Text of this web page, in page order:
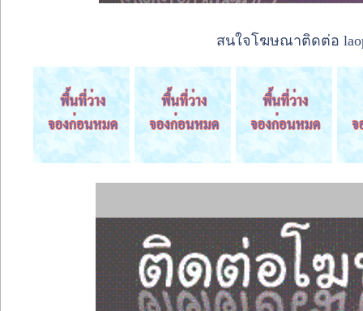
สนใจโฆษณาติดต่อ